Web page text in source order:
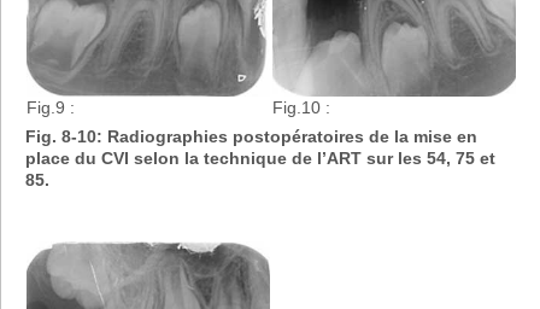
Fig.9 :
Fig.10 :
Fig. 8-10: Radiographies postopératoires de la mise en
place du CVI selon la technique de l’ART sur les 54, 75 et
85.